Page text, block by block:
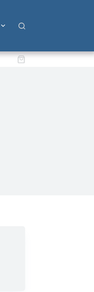
Warenkorb